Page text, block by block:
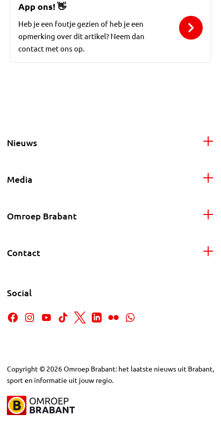
App ons!👋
Heb je een foutje gezien of heb je een
opmerking over dit artikel? Neem dan
contact met ons op.
Nieuws
Media
Omroep Brabant
Contact
Social
Copyright © 2026Omroep Brabant: het laatste nieuws uit Brabant,
sport en informatie uit jouw regio.